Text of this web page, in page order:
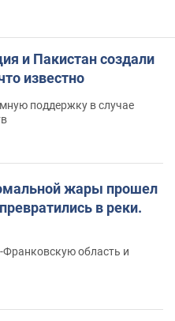
и Пакистан создали
известно
поддержку в случае
жары прошел
в реки.
область и